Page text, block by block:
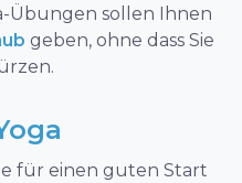
Übungen sollen Ihnen
geben, ohne dass Sie
für einen guten Start